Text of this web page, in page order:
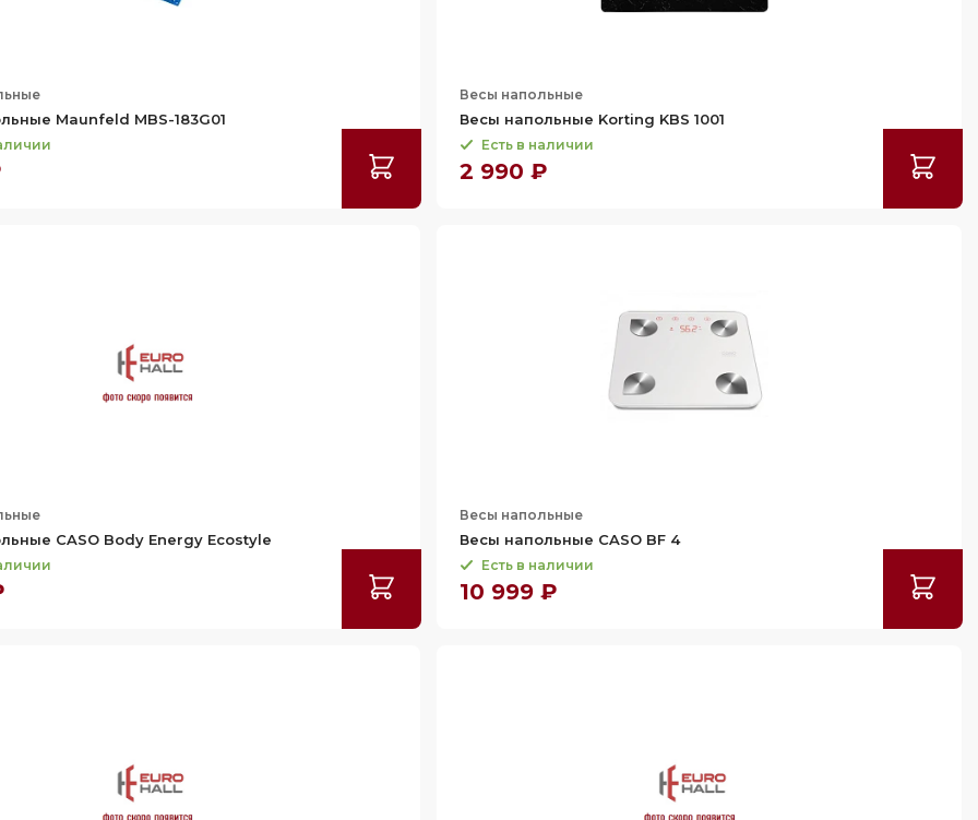
Maunfeld MBS-183G01
Весы напольные
Весы напольные Korting KBS 1001
Есть в наличии
2 990 ₽
CASO Body Energy Ecostyle
Весы напольные
Весы напольные CASO BF 4
Есть в наличии
10 999 ₽